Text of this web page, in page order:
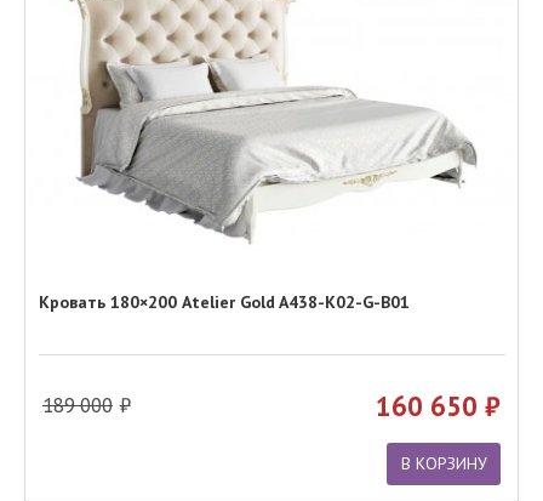
Кровать 180×200 Atelier Gold A438-K02-G-B01
189 000 160 650
В КОРЗИНУ